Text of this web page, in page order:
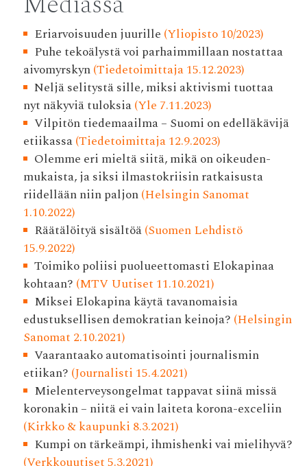
Eriarvoisuuden juurille (Yliopisto 10/2023)
Puhe tekoälystä voi parhaimmillaan nostattaa
aivomyrskyn(Tiedetoimittaja 15.12.2023)
Neljä selitystä sille, miksi aktivismi tuottaa
nyt näkyviä tuloksia(Yle 7.11.2023)
Vilpitön tiedemaailma – Suomi on edelläkävijä
etiikassa(Tiedetoimittaja 12.9.2023)
Olemme eri mieltä siitä, mikä on oikeuden­
mukaista, ja siksi ilmasto­kriisin ratkaisusta
riidellään niin paljon(Helsingin Sanomat
1.10.2022)
Räätälöityä sisältöä(Suomen Lehdistö
15.9.2022)
Toimiko poliisi puolueettomasti Elokapinaa
kohtaan? (MTV Uutiset 11.10.2021)
Miksei Elokapina käytä tavanomaisia
edustuksellisen demokratian keinoja? (Helsingin
Sanomat 2.10.2021)
Vaarantaako automatisointi journalismin
etiikan? (Journalisti 15.4.2021)
Mielenterveysongelmat tappavat siinä missä
koronakin – niitä ei vain laiteta korona-exceliin
(Kirkko & kaupunki 8.3.2021)
Kumpi on tärkeämpi, ihmishenki vai mielihyvä?
(Verkkouutiset 5.3.2021)